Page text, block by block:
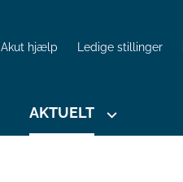
Akut hjælp Ledige stillinger
AKTUELT